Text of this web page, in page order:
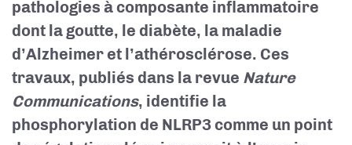
pathologies à composante inflammatoire
dont la goutte, le diabète, la maladie
d’Alzheimer et l’athérosclérose. Ces
travaux, publiés dans la revue Nature
Communications, identifie la
phosphorylation de NLRP3 comme un point